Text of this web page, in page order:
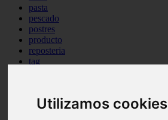
Utilizamos cookies
pasta
pescado
postres
producto
reposteria
tag
Madrid - pozuelo-de-alarcón